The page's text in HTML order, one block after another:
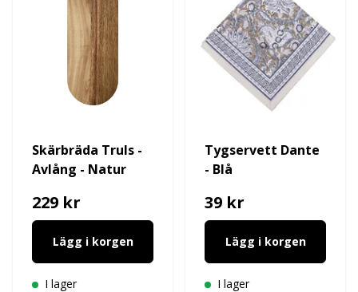
Skärbräda Truls -
Avlång - Natur
229 kr
Lägg i korgen
I lager
Tygservett Dante
- Blå
39 kr
Lägg i korgen
I lager